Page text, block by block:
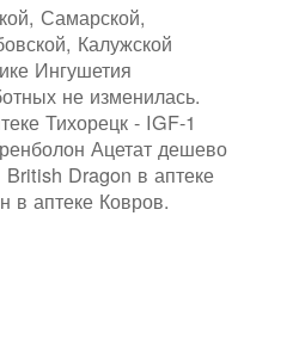
Самарской,
Калужской
Ингушетия
не изменилась.
Тихорецк - IGF-1
Ацетат дешево
British Dragon в аптеке
в аптеке Ковров.